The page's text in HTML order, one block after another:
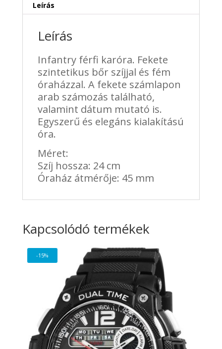
Leírás
Leírás
Infantry férfi karóra. Fekete
szintetikus bőr szíjjal és fém
óraházzal. A fekete számlapon
arab számozás található,
valamint dátum mutató is.
Egyszerű és elegáns kialakítású
óra.
Méret:
Szíj hossza: 24 cm
Óraház átmérője: 45 mm
Kapcsolódó termékek
-15%